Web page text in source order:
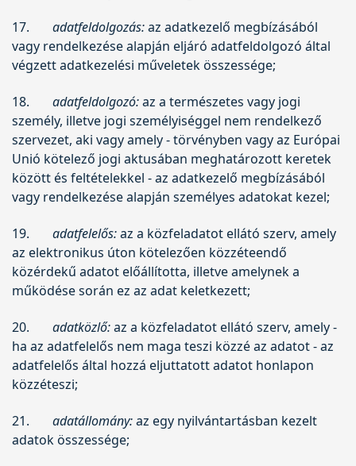
17. adatfeldolgozás:az adatkezelő megbízásából
vagy rendelkezése alapján eljáró adatfeldolgozó által
végzett adatkezelési műveletek összessége;
18. adatfeldolgozó:az a természetes vagy jogi
személy, illetve jogi személyiséggel nem rendelkező
szervezet, aki vagy amely - törvényben vagy az Európai
Unió kötelező jogi aktusában meghatározott keretek
között és feltételekkel - az adatkezelő megbízásából
vagy rendelkezése alapján személyes adatokat kezel;
19. adatfelelős:az a közfeladatot ellátó szerv, amely
az elektronikus úton kötelezően közzéteendő
közérdekű adatot előállította, illetve amelynek a
működése során ez az adat keletkezett;
20. adatközlő:az a közfeladatot ellátó szerv, amely -
ha az adatfelelős nem maga teszi közzé az adatot - az
adatfelelős által hozzá eljuttatott adatot honlapon
közzéteszi;
21. adatállomány:az egy nyilvántartásban kezelt
adatok összessége;